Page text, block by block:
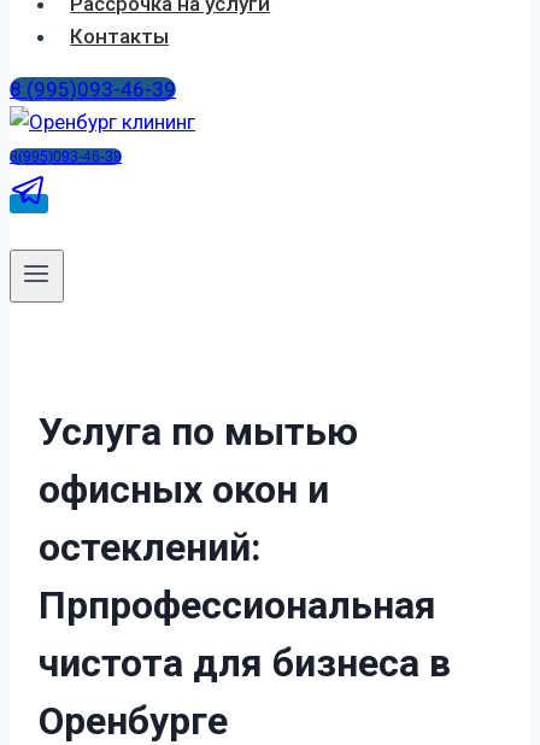
Контакты
8 (995)093-46-39
8(995)093-46-39
Услуга по мытью
офисных окон и
остеклений:
Прпрофессиональная
чистота для бизнеса в
Оренбурге